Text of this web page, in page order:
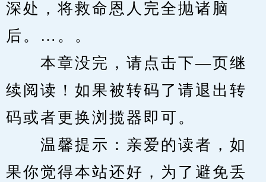
深处，将救命恩人完全抛诸脑
后。…。。
本章没完，请点击下—页继
续阅读！如果被转码了请退出转
码或者更换浏揽器即可。
温馨提示：亲爱的读者，如
果你觉得本站还好，为了避免丢